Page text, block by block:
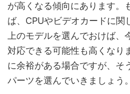
が高くなる傾向にあります。
ば、CPUやビデオカードに関
上のモデルを選んでおけば、
対応できる可能性も高くなり
に余裕がある場合ですが、そ
パーツを選んでいきましょう。